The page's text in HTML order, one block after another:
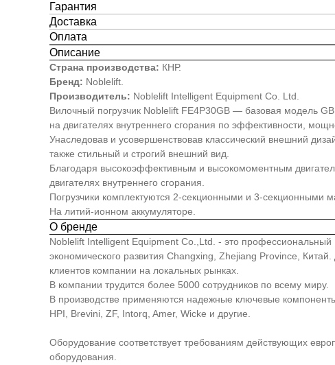
Гарантия
Доставка
Оплата
Описание
Страна производства: КНР.
Бренд: Noblelift.
Производитель: Noblelift Intelligent Equipment Co. Ltd.
Вилочный погрузчик Noblelift FE4P30GB — базовая модель
на двигателях внутреннего сгорания по эффективности,
Унаследовав и усовершенствовав классический внешний
также стильный и строгий внешний вид.
Благодаря высокоэффективным и высокомоментным
двигателях внутреннего сгорания.
Погрузчики комплектуются 2-секционными и 3-секционными
На литий-ионном аккумуляторе.
О бренде
Noblelift Intelligent Equipment Co.,Ltd. - это профессиональный
экономического развития Changxing, Zhejiang Province,
клиентов компании на локальных рынках.
В компании трудится более 5000 сотрудников по всему миру.
В производстве применяются надежные ключевые
HPI, Brevini, ZF, Intorq, Amer, Wicke и другие.
Оборудование соответствует требованиям действующих
оборудования.